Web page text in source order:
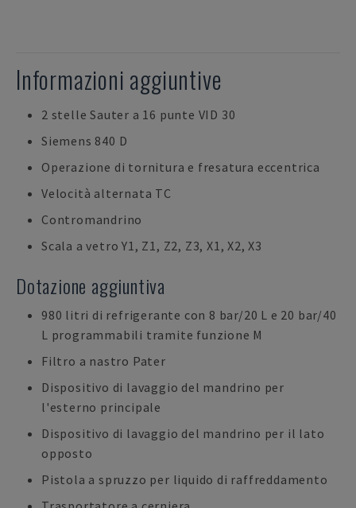
Informazioni aggiuntive
2 stelle Sauter a 16 punte VID 30
Siemens 840 D
Operazione di tornitura e fresatura eccentrica
Velocità alternata TC
Contromandrino
Scala a vetro Y1, Z1, Z2, Z3, X1, X2, X3
Dotazione aggiuntiva
980 litri di refrigerante con 8 bar/20 L e 20 bar/40
L programmabili tramite funzione M
Filtro a nastro Pater
Dispositivo di lavaggio del mandrino per
l'esterno principale
Dispositivo di lavaggio del mandrino per il lato
opposto
Pistola a spruzzo per liquido di raffreddamento